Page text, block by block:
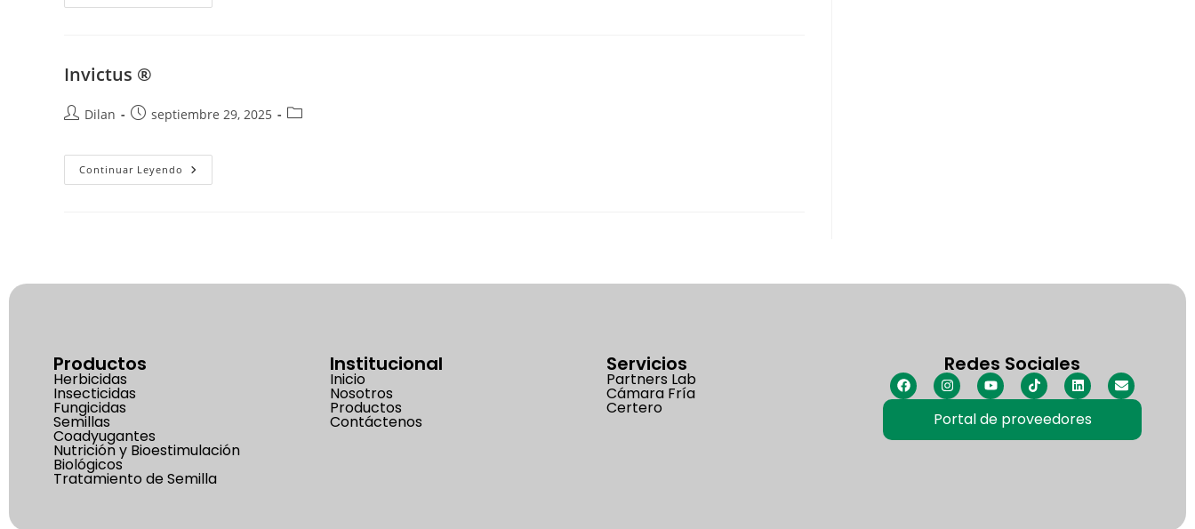
Invictus ®
Dilan septiembre 29, 2025
Continuar Leyendo
Productos
Herbicidas
Insecticidas
Fungicidas
Semillas
Coadyugantes
Nutrición y Bioestimulación
Biológicos
Tratamiento de Semilla
Institucional
Inicio
Nosotros
Productos
Contáctenos
Servicios
Partners Lab
Cámara Fría
Certero
Redes Sociales
Portal de proveedores